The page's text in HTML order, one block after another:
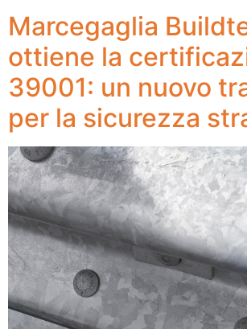
Marcegaglia
ottiene la
39001: un nuovo
per la sicurezza